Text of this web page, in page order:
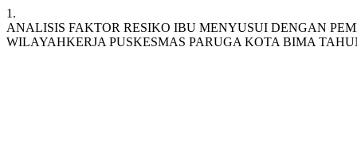
1.
ANALISIS FAKTOR RESIKO IBU MENYUSUI DENGAN
WILAYAHKERJA PUSKESMAS PARUGA KOTA BIMA